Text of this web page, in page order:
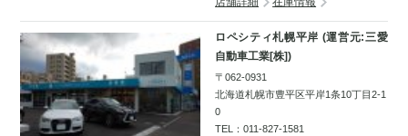
ロペシティ札幌平岸 (運営元:三愛
自動車工業[株])
〒062-0931
北海道札幌市豊平区平岸1条10丁目2-1
0
TEL：011-827-1581